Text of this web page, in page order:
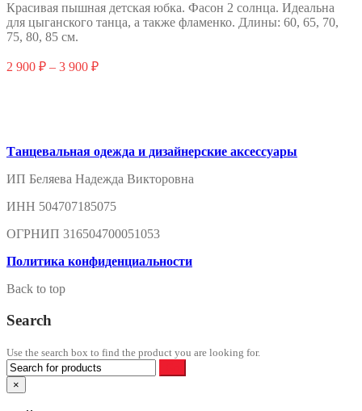
Красивая пышная детская юбка. Фасон 2 солнца. Идеальна
для цыганского танца, а также фламенко. Длины: 60, 65, 70,
75, 80, 85 см.
2 900 ₽ – 3 900 ₽Этот
можно
на
товара.
Танцевальная одежда и дизайнерские аксессуары
ИП Беляева Надежда Викторовна
ИНН 504707185075
ОГРНИП 316504700051053
Политика конфиденциальности
Back to top
Search
Use the search box to find the product you are looking for.
×